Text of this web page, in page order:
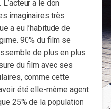
L’acteur a le don
imaginaires très
a eu l’habitude de
90% du film se
de plus en plus
du film avec ses
comme cette
été elle-même agent
25% de la population